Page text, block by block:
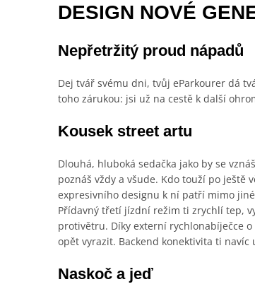
DESIGN NOVÉ
Nepřetržitý proud nápadů
Dej tvář svému dni, tvůj eParkourer dá
toho zárukou: jsi už na cestě k další
Kousek street artu
Dlouhá, hluboká sedačka jako by se
poznáš vždy a všude. Kdo touží po ještě
expresivního designu k ní patří mimo
Přídavný třetí jízdní režim ti zrychlí tep,
protivětru. Díky externí rychlonabíječce
opět vyrazit. Backend konektivita ti
Naskoč a jeď